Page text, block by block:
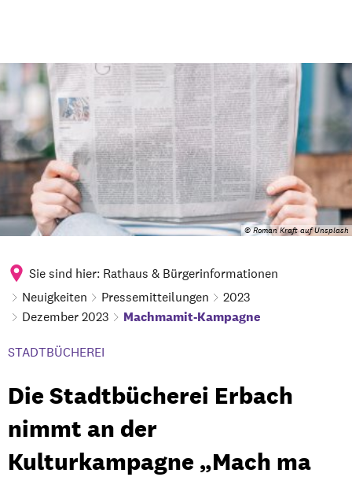
© Roman Kraft auf Unsplash
Sie sind hier: Rathaus & Bürgerinformationen
Neuigkeiten
Pressemitteilungen
2023
Dezember 2023
Machmamit-Kampagne
STADTBÜCHEREI
Die Stadtbücherei Erbach
nimmt an der
Kulturkampagne „Mach ma